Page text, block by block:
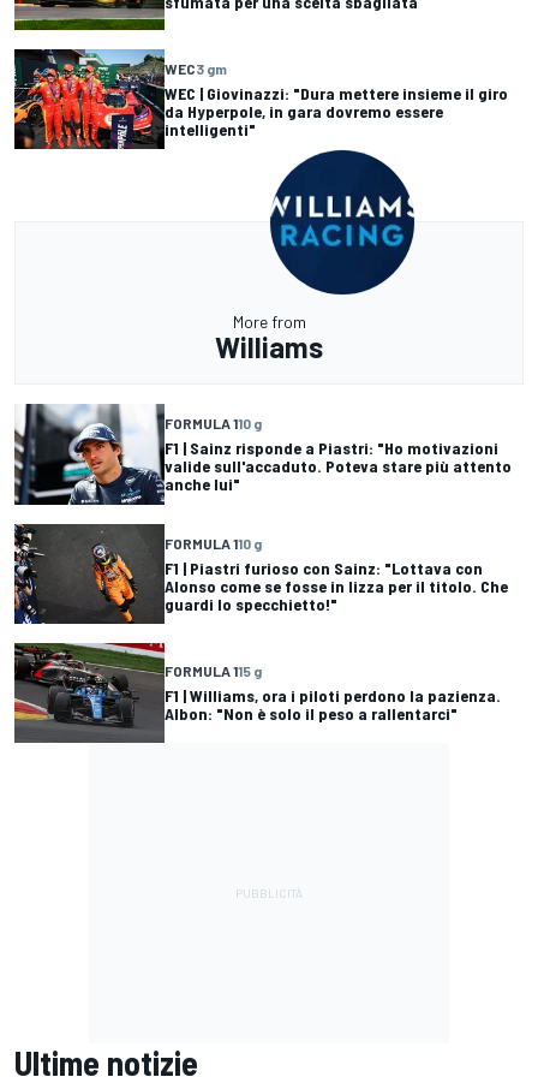
WEC3 gm
WEC | Giovinazzi: "Dura mettere insieme il giro
da Hyperpole, in gara dovremo essere
intelligenti"
More from
Williams
FORMULA 110 g
F1 | Sainz risponde a Piastri: "Ho motivazioni
valide sull'accaduto. Poteva stare più attento
anche lui"
FORMULA 110 g
F1 | Piastri furioso con Sainz: "Lottava con
Alonso come se fosse in lizza per il titolo. Che
guardi lo specchietto!"
FORMULA 115 g
F1 | Williams, ora i piloti perdono la pazienza.
Albon: "Non è solo il peso a rallentarci"
Ultime notizie